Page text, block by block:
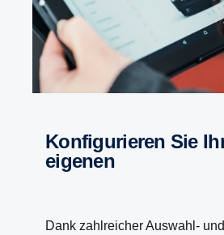
Konfigurieren Sie Ihren
eigenen
Dank zahlreicher Auswahl- und